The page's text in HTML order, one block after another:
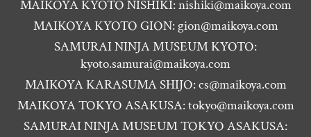
MAIKOYA KYOTO NISHIKI:nishiki@maikoya.com
MAIKOYA KYOTO GION: gion@maikoya.com
SAMURAI NINJA MUSEUM KYOTO:
kyoto.samurai@maikoya.com
MAIKOYA KARASUMA SHIJO:cs@maikoya.com
MAIKOYA TOKYO ASAKUSA:tokyo@maikoya.com
SAMURAI NINJA MUSEUM TOKYO ASAKUSA: